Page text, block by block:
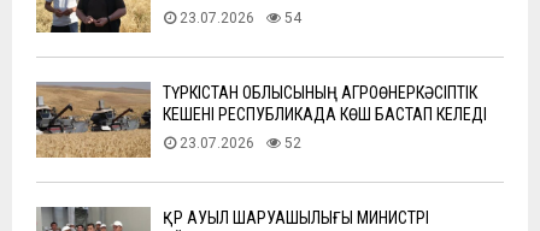
23.07.2026 54
ТҮРКІСТАН ОБЛЫСЫНЫҢ АГРОӨНЕРКӘСІПТІК
КЕШЕНІ РЕСПУБЛИКАДА КӨШ БАСТАП КЕЛЕДІ
23.07.2026 52
ҚР АУЫЛ ШАРУАШЫЛЫҒЫ МИНИСТРІ